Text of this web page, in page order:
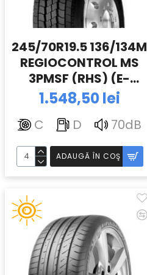
245/70R19.5 136/134M
REGIOCONTROL MS
3PMSF (RHS) (E-
35.73) TL FULDA
1.548,50 lei
C D 70dB
ADAUGĂ ÎN COŞ